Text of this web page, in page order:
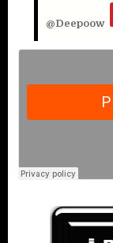
@Deepoow